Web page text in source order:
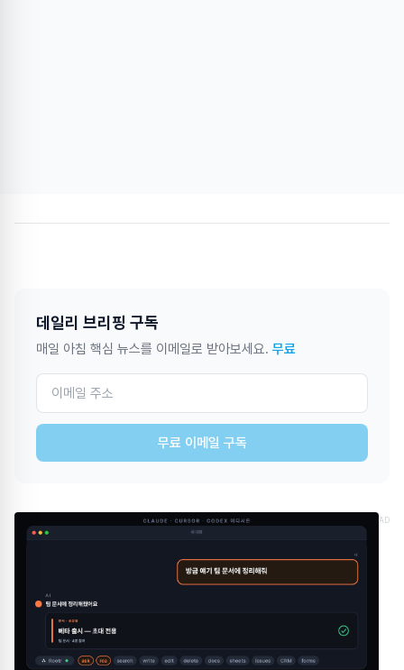
데일리 브리핑 구독
매일 아침 핵심 뉴스를 이메일로 받아보세요. 무료
무료 이메일 구독
AD